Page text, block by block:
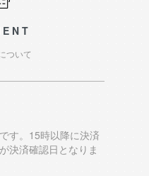
ついて
す。15時以降に決済
決済確認日となりま